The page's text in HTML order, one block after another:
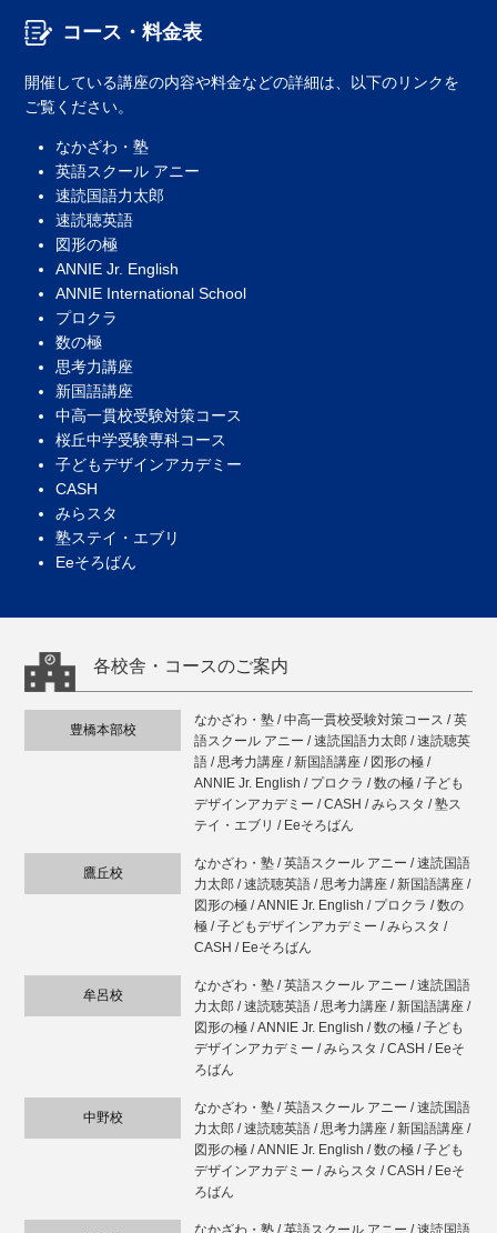
コース・料金表
開催している講座の内容や料金などの詳細は、以下のリンクを
ご覧ください。
なかざわ・塾
英語スクール アニー
速読国語力太郎
速読聴英語
図形の極
ANNIE Jr. English
ANNIE International School
プロクラ
数の極
思考力講座
新国語講座
中高一貫校受験対策コース
桜丘中学受験専科コース
子どもデザインアカデミー
CASH
みらスタ
塾ステイ・エブリ
Eeそろばん
各校舎・コースのご案内
豊橋本部校
なかざわ・塾 / 中高一貫校受験対策コース / 英
語スクール アニー / 速読国語力太郎 / 速読聴英
語 / 思考力講座 / 新国語講座 / 図形の極 /
ANNIE Jr. English / プロクラ / 数の極 / 子ども
デザインアカデミー / CASH / みらスタ / 塾ス
テイ・エブリ / Eeそろばん
鷹丘校
なかざわ・塾 / 英語スクール アニー / 速読国語
力太郎 / 速読聴英語 / 思考力講座 / 新国語講座 /
図形の極 / ANNIE Jr. English / プロクラ / 数の
極 / 子どもデザインアカデミー / みらスタ /
CASH / Eeそろばん
牟呂校
なかざわ・塾 / 英語スクール アニー / 速読国語
力太郎 / 速読聴英語 / 思考力講座 / 新国語講座 /
図形の極 / ANNIE Jr. English / 数の極 / 子ども
デザインアカデミー / みらスタ / CASH / Eeそ
ろばん
中野校
なかざわ・塾 / 英語スクール アニー / 速読国語
力太郎 / 速読聴英語 / 思考力講座 / 新国語講座 /
図形の極 / ANNIE Jr. English / 数の極 / 子ども
デザインアカデミー / みらスタ / CASH / Eeそ
ろばん
なかざわ・塾 / 英語スクール アニー / 速読国語